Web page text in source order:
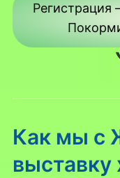
Регистрация
Как мы с
выставку